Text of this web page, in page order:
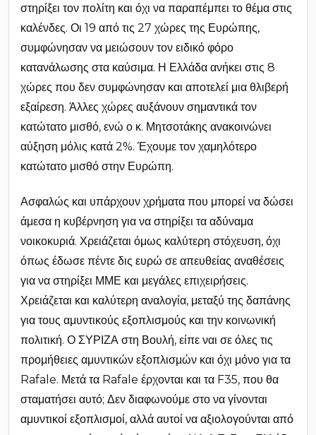
στηρίξει τον πολίτη και όχι να παραπέμπει το θέμα στις
καλένδες. Οι 19 από τις 27 χώρες της Ευρώπης,
συμφώνησαν να μειώσουν τον ειδικό φόρο
κατανάλωσης στα καύσιμα. Η Ελλάδα ανήκει στις 8
χώρες που δεν συμφώνησαν και αποτελεί μια θλιβερή
εξαίρεση. Άλλες χώρες αυξάνουν σημαντικά τον
κατώτατο μισθό, ενώ ο κ. Μητσοτάκης ανακοινώνει
αύξηση μόλις κατά 2%. Έχουμε τον χαμηλότερο
κατώτατο μισθό στην Ευρώπη.
Ασφαλώς και υπάρχουν χρήματα που μπορεί να δώσει
άμεσα η κυβέρνηση για να στηρίξει τα αδύναμα
νοικοκυριά. Χρειάζεται όμως καλύτερη στόχευση, όχι
όπως έδωσε πέντε δις ευρώ σε απευθείας αναθέσεις
για να στηρίξει ΜΜΕ και μεγάλες επιχειρήσεις.
Χρειάζεται και καλύτερη αναλογία, μεταξύ της δαπάνης
για τους αμυντικούς εξοπλισμούς και την κοινωνική
πολιτική. Ο ΣΥΡΙΖΑ στη Βουλή, είπε ναι σε όλες τις
προμήθειες αμυντικών εξοπλισμών και όχι μόνο για τα
Rafale. Μετά τα Rafale έρχονται και τα F35, που θα
σταματήσει αυτό; Δεν διαφωνούμε στο να γίνονται
αμυντικοί εξοπλισμοί, αλλά αυτοί να αξιολογούνται από